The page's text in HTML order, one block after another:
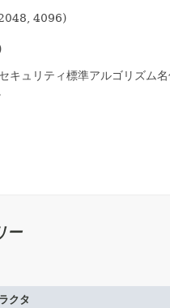
4096)
キュリティ標準アルゴリズム
ー
クタ